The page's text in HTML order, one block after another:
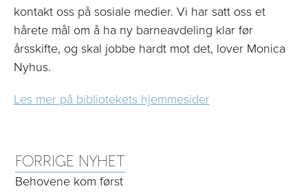
kontakt oss på sosiale medier. Vi har satt oss et
hårete mål om å ha ny barneavdeling klar før
årsskifte, og skal jobbe hardt mot det, lover Monica
Nyhus.
Les mer på bibliotekets hjemmesider
FORRIGE NYHET
Behovene kom først